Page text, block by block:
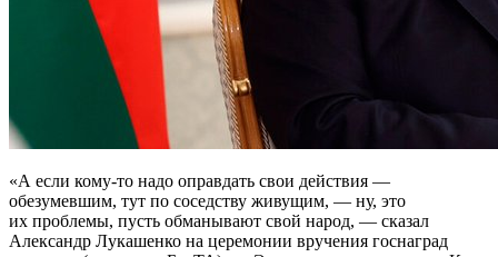
«А если кому-то надо оправдать свои действия —
обезумевшим, тут по соседству живущим, — ну, это
их проблемы, пусть обманывают свой народ, — сказал
Александр Лукашенко на церемонии вручения госнаград